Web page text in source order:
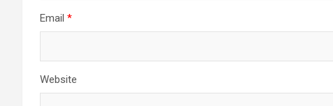
Email *
Website